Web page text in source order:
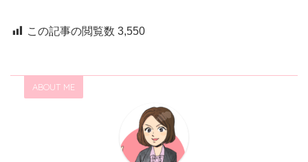
この記事の閲覧数 3,550
ABOUT ME